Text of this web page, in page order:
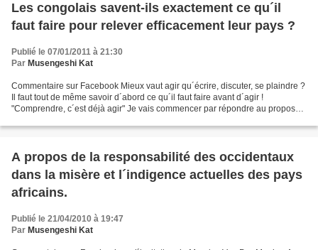
Les congolais savent-ils exactement ce qu´il
faut faire pour relever efficacement leur pays ?
Publié le 07/01/2011 à 21:30
Par Musengeshi Kat
Commentaire sur Facebook Mieux vaut agir qu´écrire, discuter, se plaindre ?
Il faut tout de même savoir d´abord ce qu´il faut faire avant d´agir !
"Comprendre, c´est déjà agir" Je vais commencer par répondre au propos
A propos de la responsabilité des occidentaux
dans la misère et l´indigence actuelles des pays
africains.
Publié le 21/04/2010 à 19:47
Par Musengeshi Kat